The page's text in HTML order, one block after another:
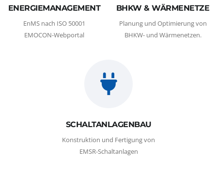
ENERGIEMANAGEMENT
EnMS nach ISO 50001
EMOCON-Webportal
BHKW & WÄRMENETZE
Planung und Optimierung von
BHKW- und Wärmenetzen.
SCHALTANLAGENBAU
Konstruktion und Fertigung von
EMSR-Schaltanlagen